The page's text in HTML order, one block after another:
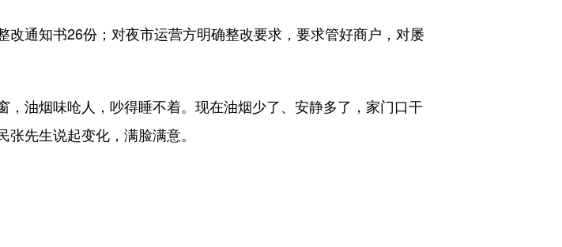
通知书26份；对夜市运营方明确整改要求，要求管好商户，对屡
油烟味呛人，吵得睡不着。现在油烟少了、安静多了，家门口干
先生说起变化，满脸满意。